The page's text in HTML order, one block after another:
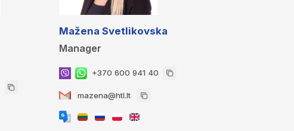
Mažena Svetlikovska
Manager
+370 600 941 40
mazena@htl.lt